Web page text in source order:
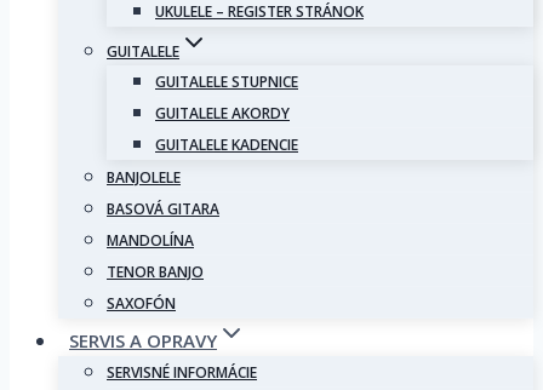
UKULELE – REGISTER STRÁNOK
GUITALELE
GUITALELE STUPNICE
GUITALELE AKORDY
GUITALELE KADENCIE
BANJOLELE
BASOVÁ GITARA
MANDOLÍNA
TENOR BANJO
SAXOFÓN
SERVIS A OPRAVY
SERVISNÉ INFORMÁCIE